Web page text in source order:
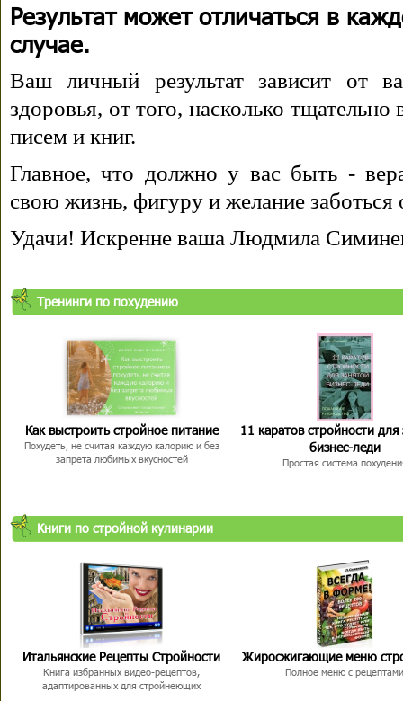
Результат может отличаться в
случае.
Ваш личный результат зависит от
здоровья, от того, насколько
писем и книг.
Главное, что должно у вас быть -
свою жизнь, фигуру и желание заботься
Удачи! Искренне ваша Людмила
Тренинги по похудению
Как выстроить стройное питание
Похудеть, не считая каждую калорию и без
запрета любимых вкусностей
11 каратов стройности для
бизнес-леди
Простая система
Книги по стройной кулинарии
Итальянские Рецепты Стройности
Книга избранных видео-рецептов,
адаптированных для стройнеющих
Жиросжигающие меню
Полное меню с рецептами